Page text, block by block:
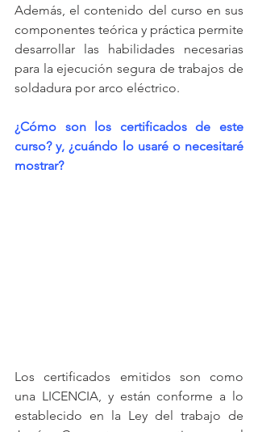
Además, el contenido del curso en sus
componentes teórica y práctica permite
desarrollar las habilidades necesarias
para la ejecución segura de trabajos de
soldadura por arco eléctrico.
¿Cómo son los certificados de este
curso? y, ¿cuándo lo usaré o necesitaré
mostrar?
Los certificados emitidos son como
una LICENCIA, y están conforme a lo
establecido en la Ley del trabajo de